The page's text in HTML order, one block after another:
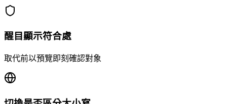
醒目顯示符合處
取代前以預覽即刻確認對象